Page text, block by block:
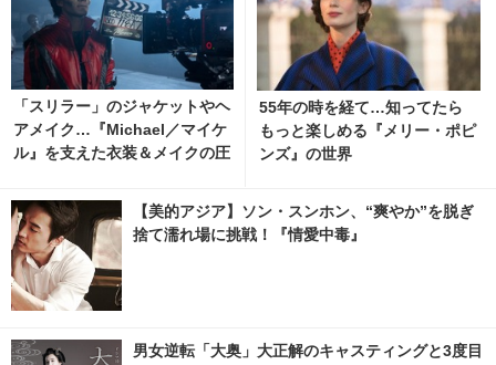
「スリラー」のジャケットやヘ
アメイク…『Michael／マイケ
ル』を支えた衣装＆メイクの圧
55年の時を経て…知ってたら
もっと楽しめる『メリー・ポピ
ンズ』の世界
【美的アジア】ソン・スンホン、“爽やか”を脱ぎ
捨て濡れ場に挑戦！『情愛中毒』
男女逆転「大奥」大正解のキャスティングと3度目